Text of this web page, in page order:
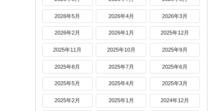
2026年5月 2026年4月 2026年3月
2026年2月 2026年1月 2025年12月
2025年11月 2025年10月 2025年9月
2025年8月 2025年7月 2025年6月
2025年5月 2025年4月 2025年3月
2025年2月 2025年1月 2024年12月